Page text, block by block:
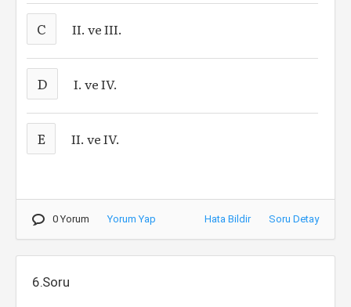
C II. ve III.
D I. ve IV.
E II. ve IV.
0 Yorum Yorum Yap Hata Bildir Soru Detay
6.Soru